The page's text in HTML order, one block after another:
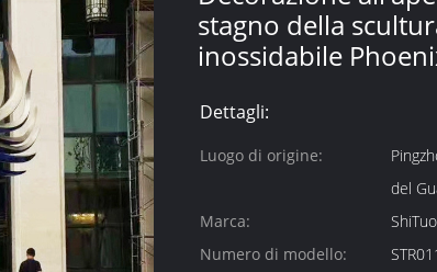
stagno della
inossidabile
Dettagli:
Luogo di origine:
del
Marca:
ShiTuo
Numero di modello: